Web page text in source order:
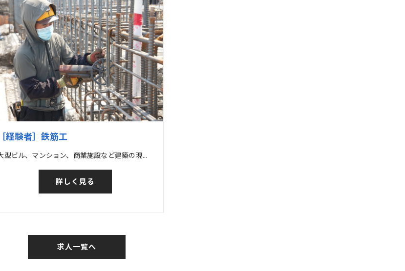
［経験者］鉄筋工
大型ビル、マンション、商業施設など建築の現場の他、橋梁など土木の現場での鉄筋工事
詳しく見る
求人一覧へ